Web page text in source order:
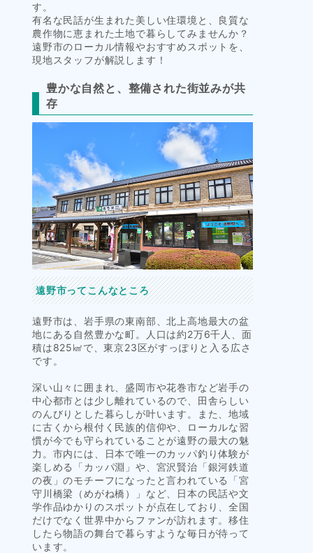
す。
有名な民話が生まれた美しい住環境と、良質な
農作物に恵まれた土地で暮らしてみませんか？
遠野市のローカル情報やおすすめスポットを、
現地スタッフが解説します！
豊かな自然と、整備された街並みが共
存
遠野市ってこんなところ
遠野市は、岩手県の東南部、北上高地最大の盆
地にある自然豊かな町。人口は約2万6千人、面
積は825㎢で、東京23区がすっぽりと入る広さ
です。
深い山々に囲まれ、盛岡市や花巻市など岩手の
中心都市とは少し離れているので、田舎らしい
のんびりとした暮らしが叶います。また、地域
に古くから根付く民族的信仰や、ローカルな習
慣が今でも守られていることが遠野の最大の魅
力。市内には、日本で唯一のカッパ釣り体験が
楽しめる「カッパ淵」や、宮沢賢治「銀河鉄道
の夜」のモチーフになったと言われている「宮
守川橋梁（めがね橋）」など、日本の民話や文
学作品ゆかりのスポットが点在しており、全国
だけでなく世界中からファンが訪れます。移住
したら物語の舞台で暮らすような毎日が待って
います。